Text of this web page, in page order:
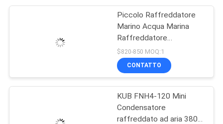
l'evaporatore a
Piccolo Raffreddatore
Marino Acqua Marina
Raffreddatore
Condensatore
Raffreddato Ad Acqua
Prezzo Bobina
$820-850 MOQ:1
CONTATTO
KUB FNH4-120 Mini
Condensatore
raffreddato ad aria 380V